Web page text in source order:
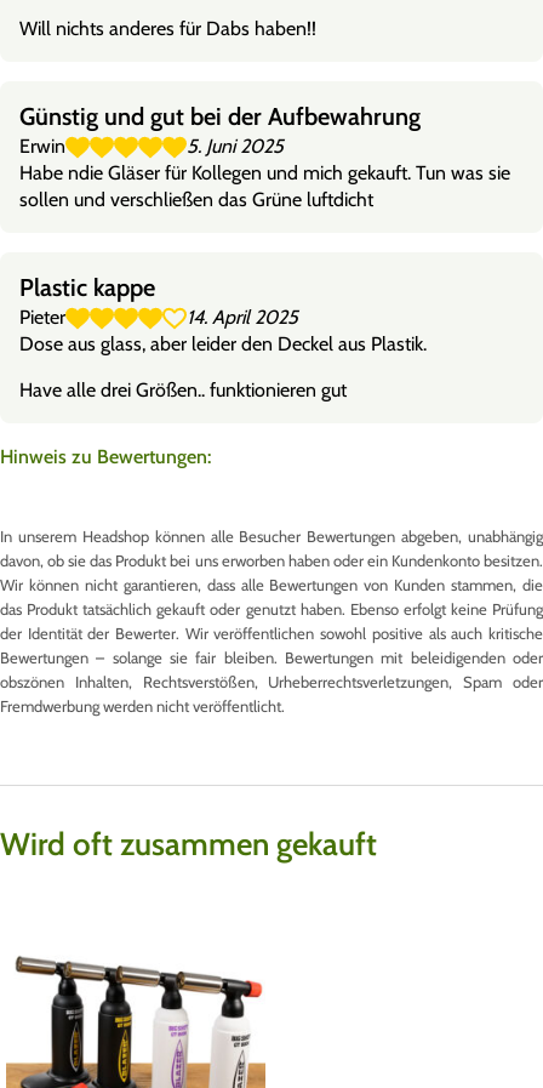
Will nichts anderes für Dabs haben!!
Günstig und gut bei der Aufbewahrung
Erwin
5. Juni 2025
Habe ndie Gläser für Kollegen und mich gekauft. Tun was sie
sollen und verschließen das Grüne luftdicht
Plastic kappe
Pieter
14. April 2025
Dose aus glass, aber leider den Deckel aus Plastik.
Have alle drei Größen.. funktionieren gut
Hinweis zu Bewertungen:
In unserem Headshop können alle Besucher Bewertungen abgeben, unabhängig
davon, ob sie das Produkt bei uns erworben haben oder ein Kundenkonto besitzen.
Wir können nicht garantieren, dass alle Bewertungen von Kunden stammen, die
das Produkt tatsächlich gekauft oder genutzt haben. Ebenso erfolgt keine Prüfung
der Identität der Bewerter. Wir veröffentlichen sowohl positive als auch kritische
Bewertungen – solange sie fair bleiben. Bewertungen mit beleidigenden oder
obszönen Inhalten, Rechtsverstößen, Urheberrechtsverletzungen, Spam oder
Fremdwerbung werden nicht veröffentlicht.
Wird oft zusammen gekauft